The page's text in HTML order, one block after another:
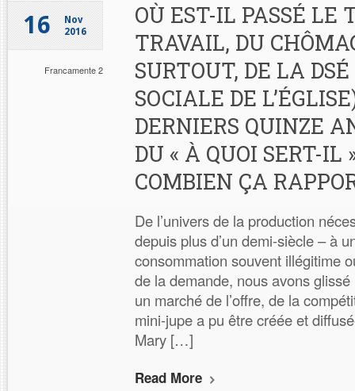
16
Nov
2016
Francamente 2
OÙ EST-IL PASSÉ LE
TRAVAIL, DU
SURTOUT, DE LA
SOCIALE DE
DERNIERS QUINZE
DU « À QUOI SERT-IL
COMBIEN ÇA
De l’univers de la production
depuis plus d’un demi-siècle – à
consommation souvent illégitime
de la demande, nous avons
un marché de l’offre, de la
mini-jupe a pu être créée et
Mary […]
Read More